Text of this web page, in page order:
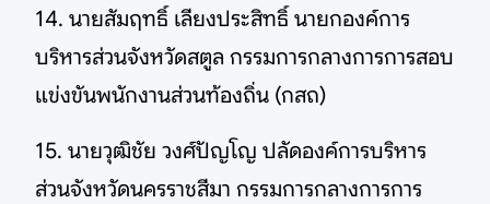
14. นายสัมฤทธิ์ เลียงประสิทธิ์ นายกองค์การ
บริหารส่วนจังหวัดสตูล กรรมการกลางการการสอบ
แข่งขันพนักงานส่วนท้องถิ่น (กสถ)
15. นายวุฒิชัย วงศ์ปัญโญ ปลัดองค์การบริหาร
ส่วนจังหวัดนครราชสีมา กรรมการกลางการการ